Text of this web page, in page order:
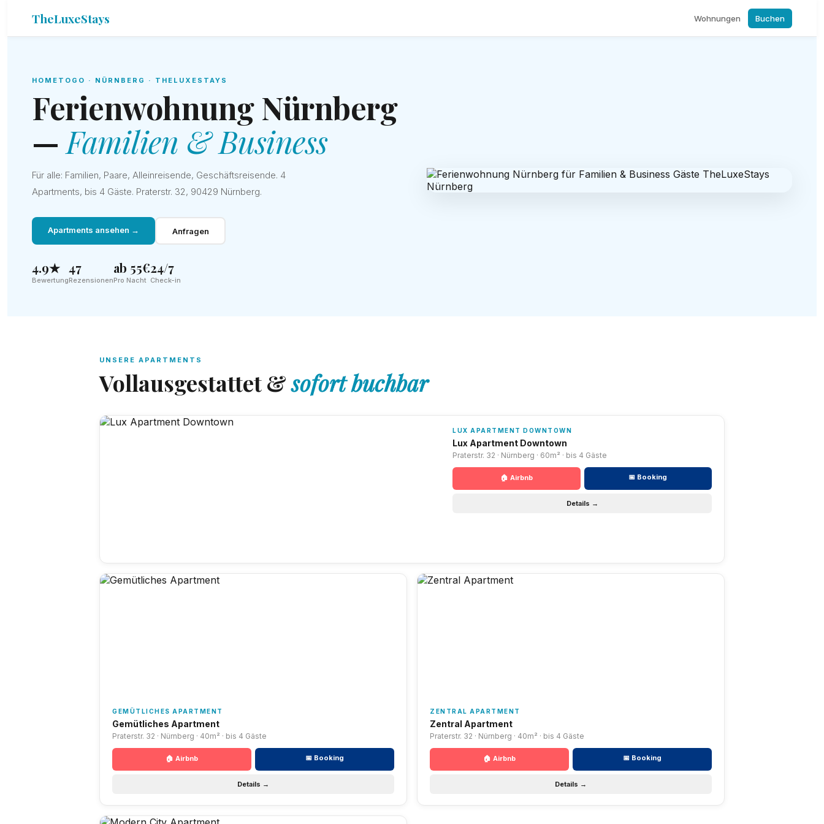
TheLuxeStays Wohnungen Buchen
HOMETOGO · NÜRNBERG · THELUXESTAYS
Ferienwohnung Nürnberg
— Familien & Business
Für alle: Familien, Paare, Alleinreisende, Geschäftsreisende. 4
Apartments, bis 4 Gäste. Praterstr. 32, 90429 Nürnberg.
Apartments ansehen → Anfragen
4.9★
Bewertung
47
Rezensionen
ab 55€
Pro Nacht
24/7
Check-in
UNSERE APARTMENTS
Vollausgestattet &sofort buchbar
LUX APARTMENT DOWNTOWN
Lux Apartment Downtown
Praterstr. 32 · Nürnberg · 60m² · bis 4 Gäste
🏠 Airbnb 📅 Booking
Details →
GEMÜTLICHES APARTMENT
Gemütliches Apartment
Praterstr. 32 · Nürnberg · 40m² · bis 4 Gäste
🏠 Airbnb 📅 Booking
Details →
ZENTRAL APARTMENT
Zentral Apartment
Praterstr. 32 · Nürnberg · 40m² · bis 4 Gäste
🏠 Airbnb 📅 Booking
Details →